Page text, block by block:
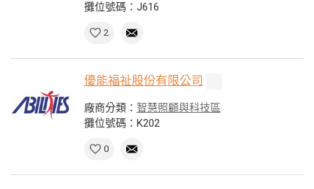
攤位號碼：J616
2
優能福祉股份有限公司
廠商分類： 智慧照顧與科技區
攤位號碼：K202
0